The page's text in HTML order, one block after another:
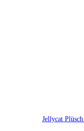
Jellycat